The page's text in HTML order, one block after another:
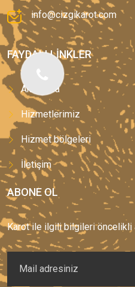
info@cizgikarot.com
FAYDALI LINKLER
Anasayfa
Hizmetlerimiz
Hizmet bölgeleri
İletişim
ABONE OL
Karot ile ilgili bilgileri öncelikli